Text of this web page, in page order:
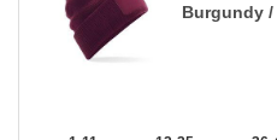
Burgundy